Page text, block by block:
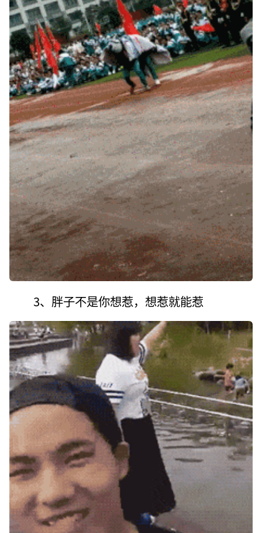
3、胖子不是你想惹，想惹就能惹